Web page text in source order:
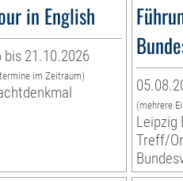
in English
bis 21.10.2026
im Zeitraum)
(mehrere
Leipzig
Treff/